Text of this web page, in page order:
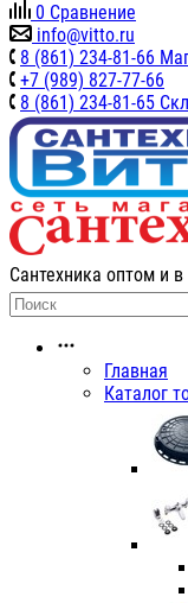
0 Сравнение
info@vitto.ru
8 (861) 234-81-66
+7 (989) 827-77-66
8 (861) 234-81-65
Сантехника оптом и
Главная
Каталог